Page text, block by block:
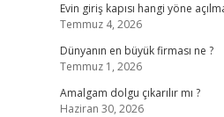
Evin giriş kapısı hangi yöne
Temmuz 4, 2026
Dünyanın en büyük firması ne ?
Temmuz 1, 2026
Amalgam dolgu çıkarılır mı ?
Haziran 30, 2026